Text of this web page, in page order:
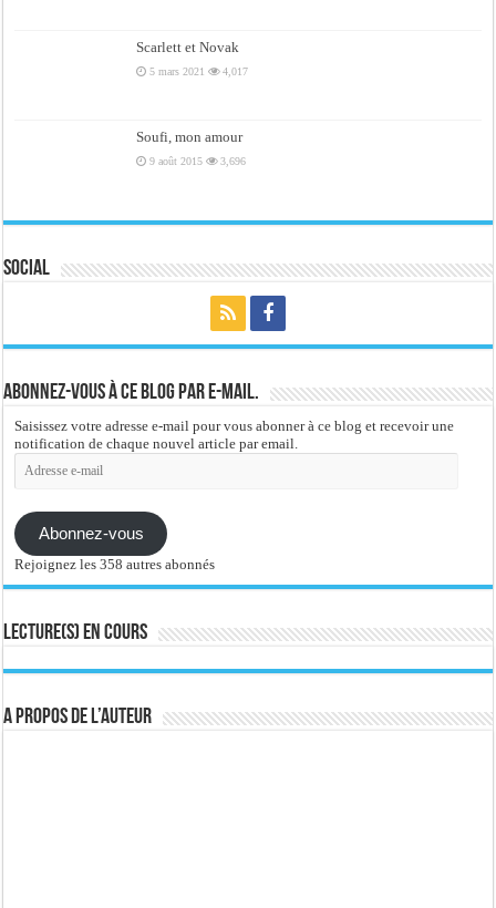
Scarlett et Novak
5 mars 2021 4,017
Soufi, mon amour
9 août 2015 3,696
Social
Abonnez-vous à ce blog par e-mail.
Saisissez votre adresse e-mail pour vous abonner à ce blog et recevoir une
notification de chaque nouvel article par email.
Adresse
e-
Abonnez-vous
Rejoignez les 358 autres abonnés
Lecture(s) en cours
A propos de l’auteur